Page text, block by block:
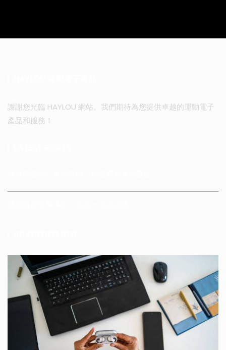
謝謝您光臨 HAYLOU 網站。我們期待為您提供卓越的運動電子
產品和服務！